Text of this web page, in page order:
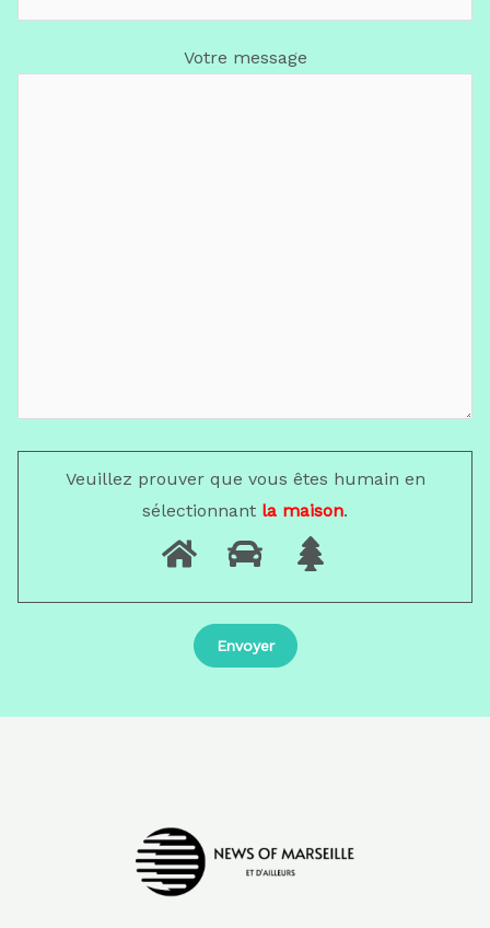
Votre message
Veuillez prouver que vous êtes humain en
sélectionnant la maison.